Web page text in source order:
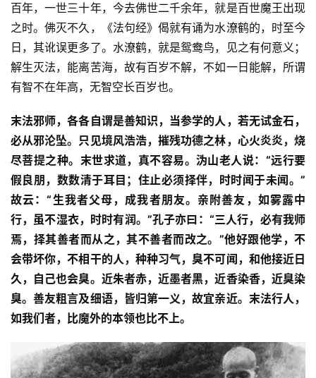
资
讯
八
点
僧
音
高
僧
谈
百年，一世三十年，今去佛世二千余年，就是百世魔王出现
之时。佛灭不久，《法句经》偈就有诵为水潦鹤的，时至今
日，其讹误更多了。水潦鹤，就是鸳鸯鸟，见之有何意义；
解生灭法，能离苦海，故有百岁不解，不如一日能解，所谓
有智不在年高，无智空长百岁也。
末法邪师，各各自谓是善知识，当参学的人，若无试金石，
必从邪沦坠。只见境风浩浩，摧残功德之林，心火炎炎，烧
尽菩提之种。末世求道，真不容易。沩山老人说：“远行要
假良朋，数数清于耳目；住止必须择伴，时时闻于未闻。”
故云：“生我者父母，成我者朋友。亲附善友，如雾露中
行，虽不湿衣，时时有润。”孔子亦曰：“三人行，必有我师
焉，择其善者而从之，其不善者而改之。”他好跟他学，不
会带坏你，不相干的人，种种习气，臭不可闻，和他接近日
久，自己也会臭。近朱者赤，近墨者黑，近香染香，近臭染
臭。善友粗言及细语，皆归第一义，故宜亲近。末法行人，
如我们者，比魔外的本领也比不上。